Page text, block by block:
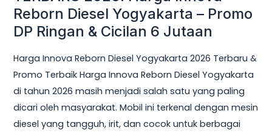
Reborn Diesel Yogyakarta – Promo
DP Ringan & Cicilan 6 Jutaan
Harga Innova Reborn Diesel Yogyakarta 2026 Terbaru &
Promo Terbaik Harga Innova Reborn Diesel Yogyakarta
di tahun 2026 masih menjadi salah satu yang paling
dicari oleh masyarakat. Mobil ini terkenal dengan mesin
diesel yang tangguh, irit, dan cocok untuk berbagai
Cicilan
6